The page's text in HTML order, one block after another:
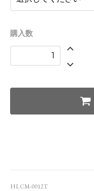
購入数
HLCM-0012T